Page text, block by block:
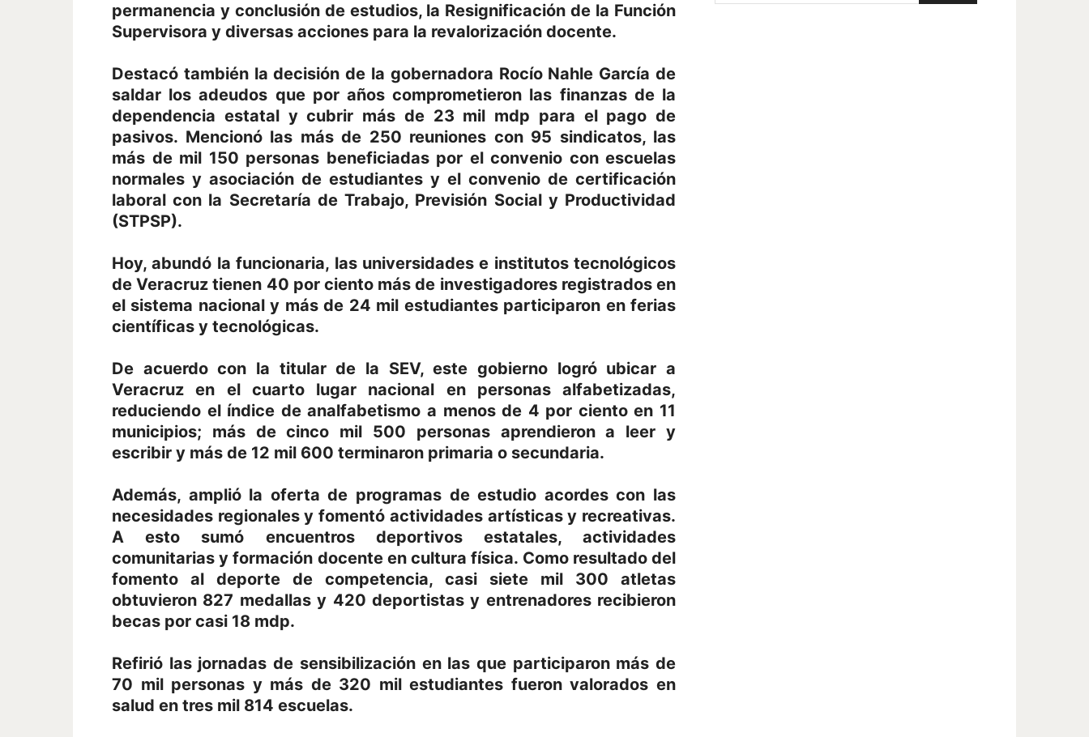
permanencia y conclusión de estudios, la Resignificación de la Función
Supervisora y diversas acciones para la revalorización docente.
Destacó también la decisión de la gobernadora Rocío Nahle García de
saldar los adeudos que por años comprometieron las finanzas de la
dependencia estatal y cubrir más de 23 mil mdp para el pago de
pasivos. Mencionó las más de 250 reuniones con 95 sindicatos, las
más de mil 150 personas beneficiadas por el convenio con escuelas
normales y asociación de estudiantes y el convenio de certificación
laboral con la Secretaría de Trabajo, Previsión Social y Productividad
(STPSP).
Hoy, abundó la funcionaria, las universidades e institutos tecnológicos
de Veracruz tienen 40 por ciento más de investigadores registrados en
el sistema nacional y más de 24 mil estudiantes participaron en ferias
científicas y tecnológicas.
De acuerdo con la titular de la SEV, este gobierno logró ubicar a
Veracruz en el cuarto lugar nacional en personas alfabetizadas,
reduciendo el índice de analfabetismo a menos de 4 por ciento en 11
municipios; más de cinco mil 500 personas aprendieron a leer y
escribir y más de 12 mil 600 terminaron primaria o secundaria.
Además, amplió la oferta de programas de estudio acordes con las
necesidades regionales y fomentó actividades artísticas y recreativas.
A esto sumó encuentros deportivos estatales, actividades
comunitarias y formación docente en cultura física. Como resultado del
fomento al deporte de competencia, casi siete mil 300 atletas
obtuvieron 827 medallas y 420 deportistas y entrenadores recibieron
becas por casi 18 mdp.
Refirió las jornadas de sensibilización en las que participaron más de
70 mil personas y más de 320 mil estudiantes fueron valorados en
salud en tres mil 814 escuelas.